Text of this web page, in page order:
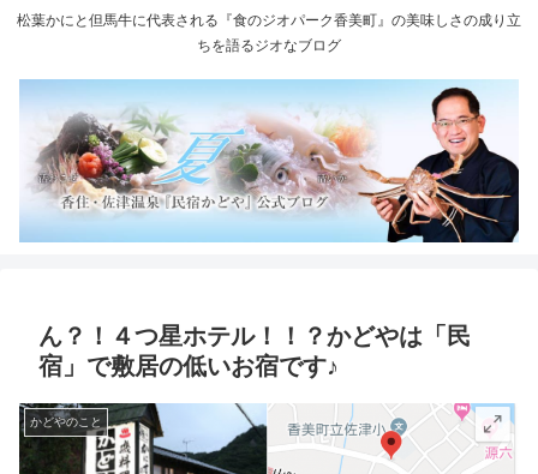
松葉かにと但馬牛に代表される『食のジオパーク香美町』の美味しさの成り立
ちを語るジオなブログ
ん？！４つ星ホテル！！？かどやは「民
宿」で敷居の低いお宿です♪
かどやのこと